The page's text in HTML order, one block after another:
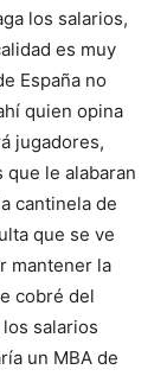
los salarios,
es muy
España no
quien opina
jugadores,
que le alabaran
cantinela de
que se ve
mantener la
cobré del
salarios
un MBA de